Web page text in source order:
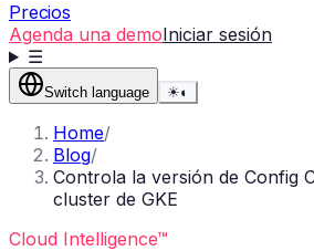
Precios
Agenda una demoIniciar sesión
☰
Switch language ☀◐
Home/
Blog/
Controla la versión de Config
cluster de GKE
Cloud Intelligence™